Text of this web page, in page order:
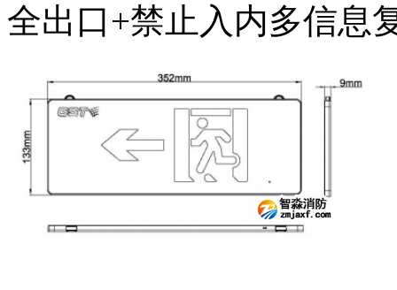
全出口+禁止入内多信息